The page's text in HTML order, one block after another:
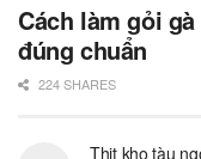
Cách làm gỏi
đúng chuẩn
224 SHARES
Thịt kho tàu